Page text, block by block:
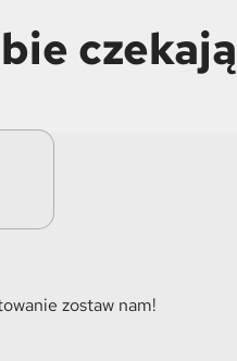
czekają
zostaw nam!